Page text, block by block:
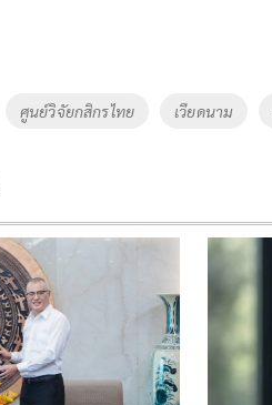
ศูนย์วิจัยกสิกรไทย เวียดนาม